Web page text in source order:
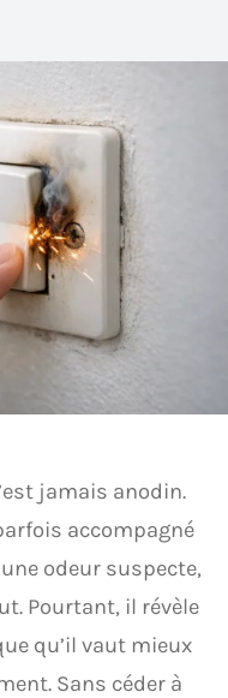
jamais anodin.
accompagné
odeur suspecte,
Pourtant, il révèle
qu’il vaut mieux
Sans céder à